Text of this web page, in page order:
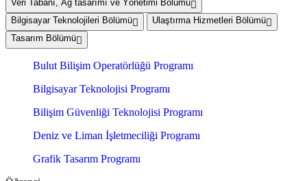
Veri Tabanı, Ağ tasarımı ve Yönetimi Bölümü
Bilgisayar Teknolojileri Bölümü
Ulaştırma Hizmetleri Bölümü
Tasarım Bölümü
Bulut Bilişim Operatörlüğü Programı
Bilgisayar Teknolojisi Programı
Bilişim Güvenliği Teknolojisi Programı
Deniz ve Liman İşletmeciliği Programı
Grafik Tasarım Programı